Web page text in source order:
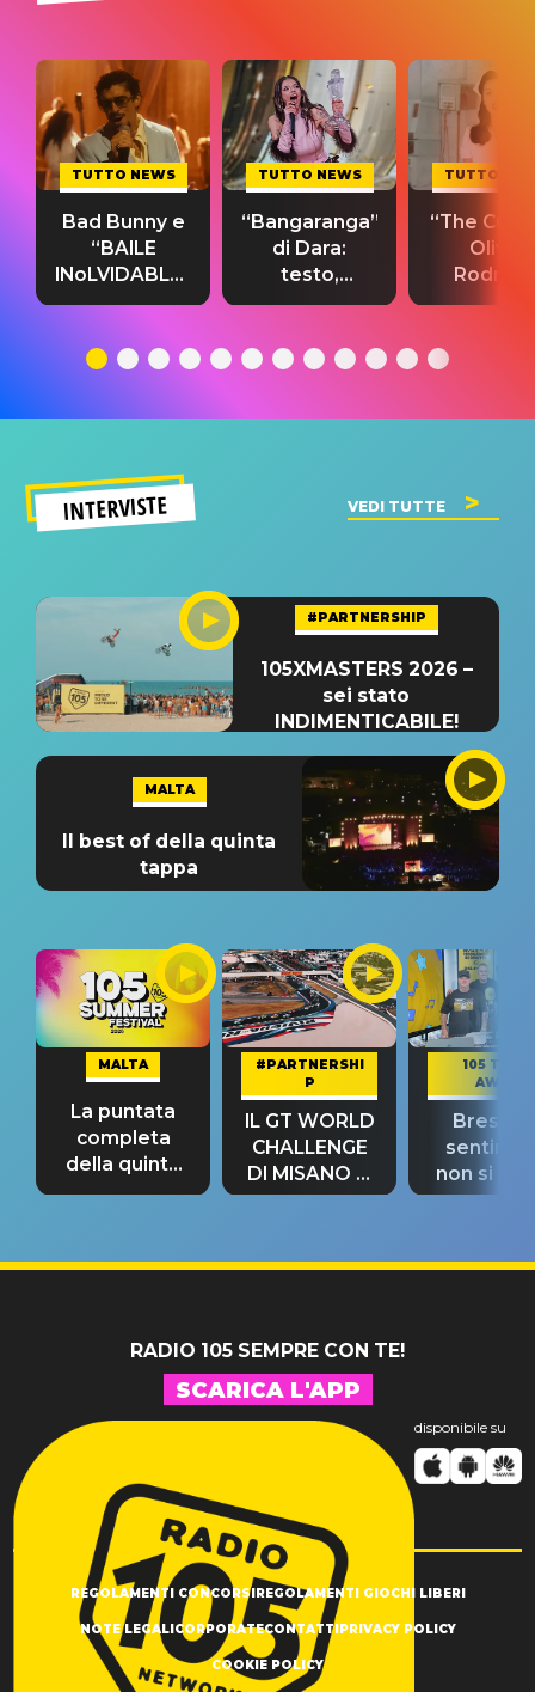
TUTTO NEWS
Bad Bunny e
“BAILE
INoLVIDABLE”:
testo,
significato
TUTTO NEWS
“Bangaranga”
di Dara:
testo,
traduzione e
del singolo
TUTTO
“The
Olivia
testo,
INTERVISTE VEDI TUTTE
#PARTNERSHIP
105XMASTERS 2026 –
sei stato
INDIMENTICABILE!
MALTA
Il best of della quinta
tappa
MALTA
La puntata
completa
della quinta
tappa
#PARTNERSHI
P
IL GT WORLD
CHALLENGE
DI MISANO si
riconferma
105 TAKE
AWAY
Bresh:
non si
fino alla
RADIO 105 SEMPRE CON TE!
SCARICA L'APP
disponibile su
REGOLAMENTI CONCORSI REGOLAMENTI GIOCHI LIBERI
NOTE LEGALI CORPORATECONTATTI PRIVACY POLICY
COOKIE POLICY